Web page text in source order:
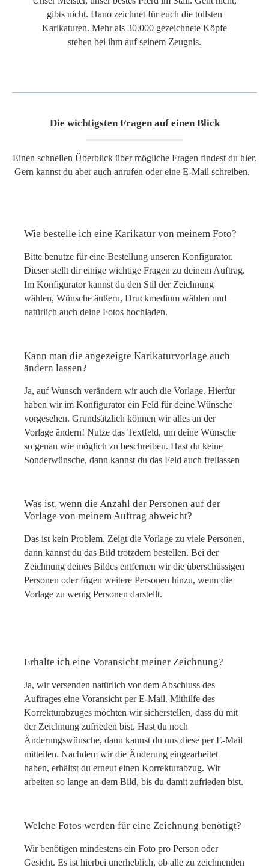
gibts nicht. Hano zeichnet für euch die tollsten
Karikaturen. Mehr als 30.000 gezeichnete Köpfe
stehen bei ihm auf seinem Zeugnis.
Die wichtigsten Fragen auf einen Blick
Einen schnellen Überblick über mögliche Fragen findest du hier.
Gern kannst du aber auch anrufen oder eine E-Mail schreiben.
Wie bestelle ich eine Karikatur von meinem Foto?
Bitte benutze für eine Bestellung unseren Konfigurator.
Dieser stellt dir einige wichtige Fragen zu deinem Auftrag.
Im Konfigurator kannst du den Stil der Zeichnung
wählen, Wünsche äußern, Druckmedium wählen und
natürlich auch deine Fotos hochladen.
Kann man die angezeigte Karikaturvorlage auch
ändern lassen?
Ja, auf Wunsch verändern wir auch die Vorlage. Hierfür
haben wir im Konfigurator ein Feld für deine Wünsche
vorgesehen. Grundsätzlich können wir alles an der
Vorlage ändern! Nutze das Textfeld, um deine Wünsche
so genau wie möglich zu beschreiben. Hast du keine
Sonderwünsche, dann kannst du das Feld auch freilassen
Was ist, wenn die Anzahl der Personen auf der
Vorlage von meinem Auftrag abweicht?
Das ist kein Problem. Zeigt die Vorlage zu viele Personen,
dann kannst du das Bild trotzdem bestellen. Bei der
Zeichnung deines Bildes entfernen wir die überschüssigen
Personen oder fügen weitere Personen hinzu, wenn die
Vorlage zu wenig Personen darstellt.
Erhalte ich eine Voransicht meiner Zeichnung?
Ja, wir versenden natürlich vor dem Abschluss des
Auftrages eine Voransicht per E-Mail. Mithilfe des
Korrekturabzuges möchten wir sicherstellen, dass du mit
der Zeichnung zufrieden bist. Hast du noch
Änderungswünsche, dann kannst du uns diese per E-Mail
mitteilen. Nachdem wir die Änderung eingearbeitet
haben, erhältst du erneut einen Korrekturabzug. Wir
arbeiten so lange an dem Bild, bis du damit zufrieden bist.
Welche Fotos werden für eine Zeichnung benötigt?
Wir benötigen mindestens ein Foto pro Person oder
Gesicht. Es ist hierbei unerheblich, ob alle zu zeichnenden